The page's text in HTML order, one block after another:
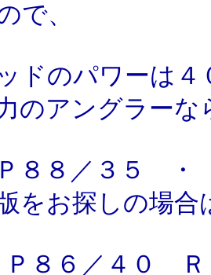
で、
ドのパワーは４
のアングラー
８８／３５ ・
をお探しの場合
８６／４０